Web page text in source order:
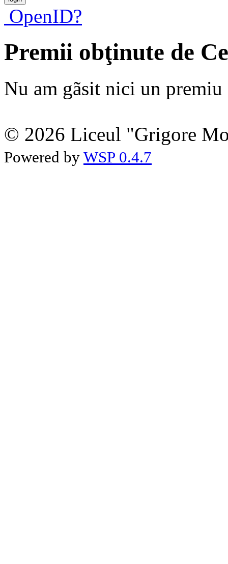
OpenID?
Premii obţinute de
Nu am gãsit nici un premiu
© 2026 Liceul "Grigore
Powered by WSP 0.4.7